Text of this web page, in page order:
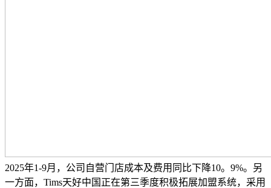
2025年1-9月，公司自营门店成本及费用同比下降10。9%。另
一方面，Tims天好中国正在第三季度积极拓展加盟系统，采用